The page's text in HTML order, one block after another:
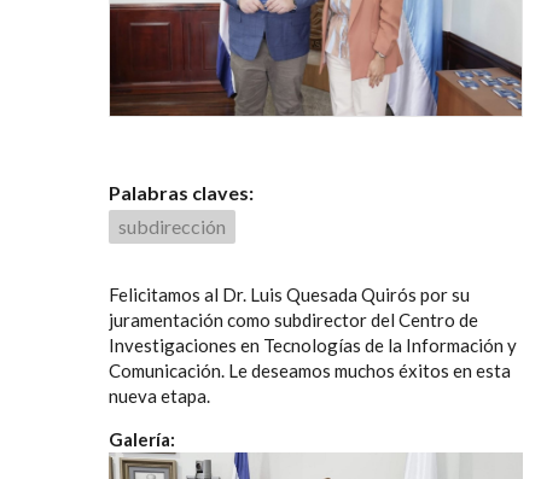
Palabras claves:
subdirección
Felicitamos al Dr. Luis Quesada Quirós por su
juramentación como subdirector del Centro de
Investigaciones en Tecnologías de la Información y
Comunicación. Le deseamos muchos éxitos en esta
nueva etapa.
Galería: